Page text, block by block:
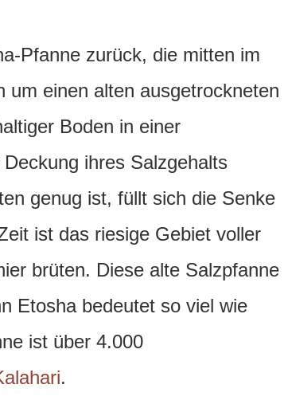
Pfanne zurück, die mitten im
um einen alten ausgetrockneten
Boden in einer
ihres Salzgehalts
genug ist, füllt sich die Senke
ist das riesige Gebiet voller
brüten. Diese alte Salzpfanne
Etosha bedeutet so viel wie
ist über 4.000
.